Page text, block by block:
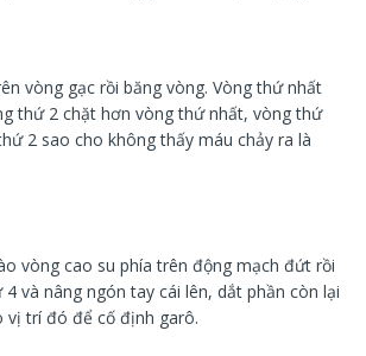
vòng gạc rồi băng vòng. Vòng thứ nhất
thứ 2 chặt hơn vòng thứ nhất, vòng thứ
2 sao cho không thấy máu chảy ra là
vòng cao su phía trên động mạch đứt rồi
và nâng ngón tay cái lên, dắt phần còn lại
vị trí đó để cố định garô.